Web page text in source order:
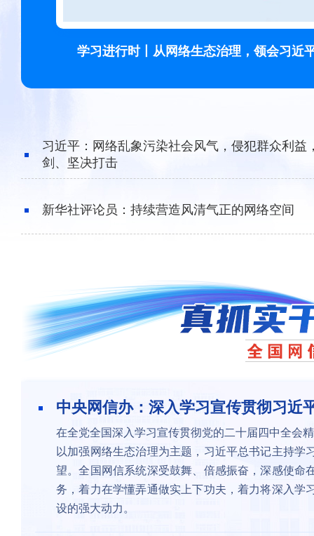
一见·中央政治局集体学习，为何聚焦网络
习近平：网络乱象污染社会风气，侵犯群众利益
剑、坚决打击
新华社评论员：持续营造风清气正的网络空间
中央网信办：深入学习宣传贯彻习近
在全党全国深入学习宣传贯彻党的二十届四中全会
以加强网络生态治理为主题，习近平总书记主持
望。全国网信系统深受鼓舞、倍感振奋，深感使命
务，着力在学懂弄通做实上下功夫，着力将深入学
设的强大动力。